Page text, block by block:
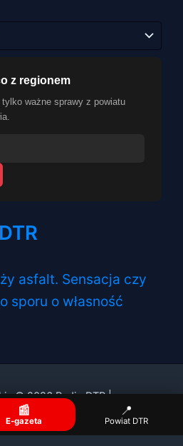
z regionem
ważne sprawy z powiatu
asfalt. Sensacja czy
sporu o własność
© 2026 Radio DTR |
📰
E-gazeta
📍
Powiat DTR